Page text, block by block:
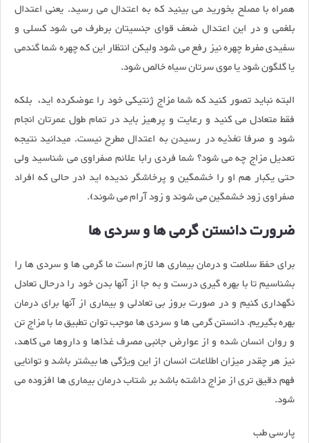
همراه با مصلح بخورید می بینید که به اعتدال می رسید. یعنی اعتدال
بلغمی و در این اعتدال ضعف قوای جنسیتان برطرف می شود کسلی و
سفیدی مفرط چهره نیز رفع می شود ولیکن انتظار این که چهره شما گندمی
یا گلگون شود یا موی سرتان سیاه خالص شود.
البته نباید تصور کنید که شما مزاج ژنتیکی خود را عوضکرده اید، بلکه
فقط متعادل می کنید و رعایت و پرهیز باید در تمام طول عمرتان انجام
شود و صرفا تغذیه در رسیدن به اعتدال مطرح نیست. میدانید نتیجه
تعدیل مزاج چه می شود؟ شما فردی رابا علائم صفراوی می شناسید ولی
حتی یکبار هم او را خشمگین و پرخاشگر ندیده اید (در حالی که افراد
صفراوی زود خشمگین می شوند و زود آرام می شوند).
ضرورت دانستن گرمی ها و سردی ها
برای حفظ سلامت و درمان بیماری ها لازم است ما گرمی ها و سردی ها را
بشناسیم تا با بهره گیری درست و به جا از آنها بدن خود را درحال تعادل
نگهداری کنیم و در صورت بروز بی تعادلی و بیماری از آنها برای درمان
بهره بگیریم. دانستن گرمی ها و سردی ها موجب توان تطبیق ما با مزاج تن
و روان انسان شده و از عوارض جانبی مصرف غذاها و داروها می کاهد،
نیز هر چقدر میزان اطلاعات انسان از این ویژگی ها بیشتر باشد و توانایی
فهم دقیق تری از مزاج داشته باشد بر شتاب درمان بیماری ها افزوده می
شود.
پارسی طب